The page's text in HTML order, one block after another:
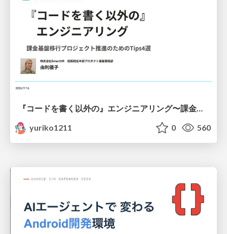
yuriko1211
0 560